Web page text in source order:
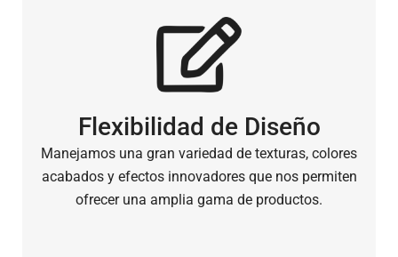
Flexibilidad de Diseño
Manejamos una gran variedad de texturas, colores
acabados y efectos innovadores que nos permiten
ofrecer una amplia gama de productos.